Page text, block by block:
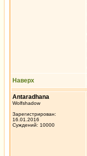
Наверх
Antaradhana
Wolfshadow
Зарегистрирован:
16.01.2016
Суждений: 10000